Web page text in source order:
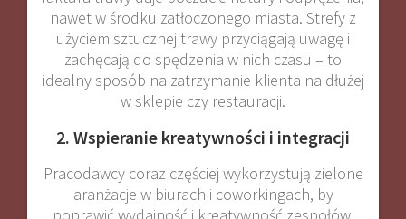
nawet w środku zatłoczonego miasta. Strefy z
użyciem sztucznej trawy przyciągają uwagę i
zachęcają do spędzenia w nich czasu – to
idealny sposób na zatrzymanie klienta na dłużej
w sklepie czy restauracji.
2. Wspieranie kreatywności i integracji
Pracodawcy coraz częściej wykorzystują zielone
aranżacje w biurach i coworkingach, by
poprawić wydajność i kreatywność zespołów.